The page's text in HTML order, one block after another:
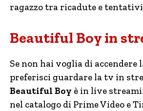
ragazzo tra ricadute e
Beautiful Boy in
Se non hai voglia di accendere
preferisci guardare la tv in
Beautiful Boy è in live
nel catalogo di Prime Video e